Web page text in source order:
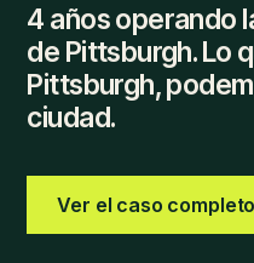
4 años operando
de Pittsburgh. Lo
Pittsburgh,
ciudad.
Ver el caso